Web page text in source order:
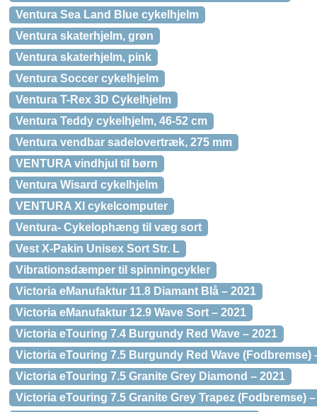
Ventura Sea Land Blue cykelhjelm
Ventura skaterhjelm, grøn
Ventura skaterhjelm, pink
Ventura Soccer cykelhjelm
Ventura T-Rex 3D Cykelhjelm
Ventura Teddy cykelhjelm, 46-52 cm
Ventura vendbar sadelovertræk, 275 mm
VENTURA vindhjul til børn
Ventura Wisard cykelhjelm
VENTURA XI cykelcomputer
Ventura- Cykelophæng til væg sort
Vest X-Pakin Unisex Sort Str. L
Vibrationsdæmper til spinningcykler
Victoria eManufaktur 11.8 Diamant Blå – 2021
Victoria eManufaktur 12.9 Wave Sort – 2021
Victoria eTouring 7.4 Burgundy Red Wave – 2021
Victoria eTouring 7.5 Burgundy Red Wave (Fodbremse)
Victoria eTouring 7.5 Granite Grey Diamond – 2021
Victoria eTouring 7.5 Granite Grey Trapez (Fodbremse) –